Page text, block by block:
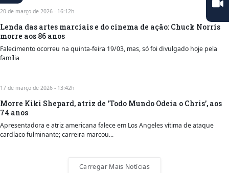
20 de março de 2026 - 16:12h
Lenda das artes marciais e do cinema de ação: Chuck Norris
morre aos 86 anos
Falecimento ocorreu na quinta-feira 19/03, mas, só foi divulgado hoje pela
família
17 de março de 2026 - 13:42h
Morre Kiki Shepard, atriz de ‘Todo Mundo Odeia o Chris’, aos
74 anos
Apresentadora e atriz americana falece em Los Angeles vítima de ataque
cardíaco fulminante; carreira marcou...
Carregar Mais Notícias